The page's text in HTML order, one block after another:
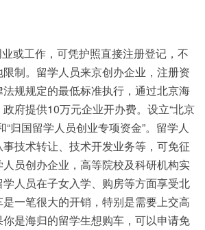
或工作，可凭护照直接注册登记，不
制。留学人员来京创办企业，注册资
规规定的最低标准执行，通过北京海
府提供10万元企业开办费。设立“北京
“归国留学人员创业专项资金”。留学人
技术转让、技术开发业务等，可免征
员创办企业，高等院校及科研机构实
人员在子女入学、购房等方面享受北
一笔很大的开销，特别是需要上交高
是海归的留学生想购车，可以申请免